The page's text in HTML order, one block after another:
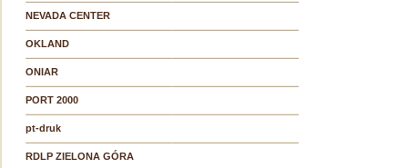
NEVADA CENTER
OKLAND
ONIAR
PORT 2000
pt-druk
RDLP ZIELONA GÓRA